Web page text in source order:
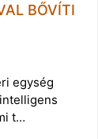
BŐVÍTI
egység
t…